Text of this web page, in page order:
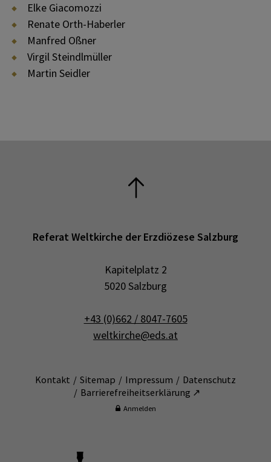
Elke Giacomozzi
Renate Orth-Haberler
Manfred Oßner
Virgil Steindlmüller
Martin Seidler
Referat Weltkirche der Erzdiözese Salzburg
Kapitelplatz 2
5020 Salzburg
+43 (0)662 / 8047-7605
weltkirche@eds.at
Kontakt Sitemap Impressum
Datenschutz
Barrierefreiheitserklärung ↗
Anmelden